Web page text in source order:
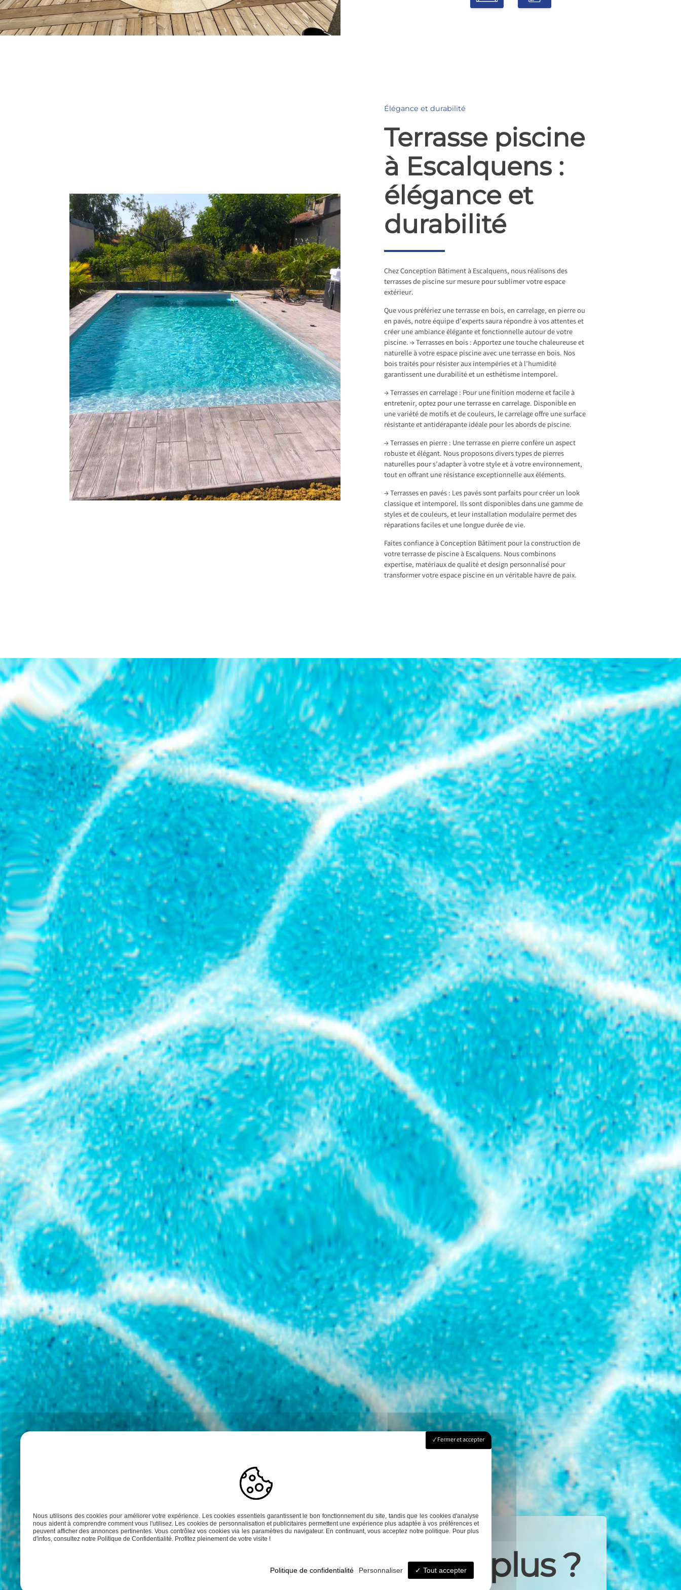
Élégance et durabilité
Terrasse piscine
à Escalquens :
élégance et
durabilité
Chez Conception Bâtiment à Escalquens, nous réalisons des
terrasses de piscine sur mesure pour sublimer votre espace
extérieur.
Que vous préfériez une terrasse en bois, en carrelage, en pierre ou
en pavés, notre équipe d’experts saura répondre à vos attentes et
créer une ambiance élégante et fonctionnelle autour de votre
piscine. → Terrasses en bois : Apportez une touche chaleureuse et
naturelle à votre espace piscine avec une terrasse en bois. Nos
bois traités pour résister aux intempéries et à l’humidité
garantissent une durabilité et un esthétisme intemporel.
→ Terrasses en carrelage : Pour une finition moderne et facile à
entretenir, optez pour une terrasse en carrelage. Disponible en
une variété de motifs et de couleurs, le carrelage offre une surface
résistante et antidérapante idéale pour les abords de piscine.
→ Terrasses en pierre : Une terrasse en pierre confère un aspect
robuste et élégant. Nous proposons divers types de pierres
naturelles pour s’adapter à votre style et à votre environnement,
tout en offrant une résistance exceptionnelle aux éléments.
→ Terrasses en pavés : Les pavés sont parfaits pour créer un look
classique et intemporel. Ils sont disponibles dans une gamme de
styles et de couleurs, et leur installation modulaire permet des
réparations faciles et une longue durée de vie.
Faites confiance à Conception Bâtiment pour la construction de
votre terrasse de piscine à Escalquens. Nous combinons
expertise, matériaux de qualité et design personnalisé pour
transformer votre espace piscine en un véritable havre de paix.
Vous souhaitez en savoir plus ?
Fermer et accepter
Nous utilisons des cookies pour améliorer votre expérience. Les cookies essentiels garantissent le bon fonctionnement du site, tandis que les cookies d'analyse
nous aident à comprendre comment vous l'utilisez. Les cookies de personnalisation et publicitaires permettent une expérience plus adaptée à vos préférences et
peuvent afficher des annonces pertinentes. Vous contrôlez vos cookies via les paramètres du navigateur. En continuant, vous acceptez notre politique. Pour plus
d'infos, consultez notre Politique de Confidentialité. Profitez pleinement de votre visite !
Tout accepter
Personnaliser
Politique de confidentialité